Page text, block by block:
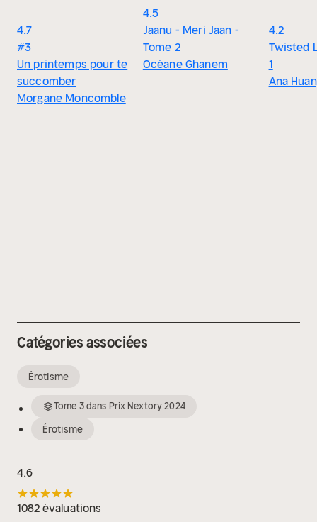
4.7
#3
Un printemps pour te
succomber
Morgane Moncomble
4.5
Jaanu - Meri Jaan -
Tome 2
Océane Ghanem
4.2
Twisted
1
Ana
Catégories associées
Érotisme
Tome 3dans Prix Nextory 2024
Érotisme
4.6
1082 évaluations